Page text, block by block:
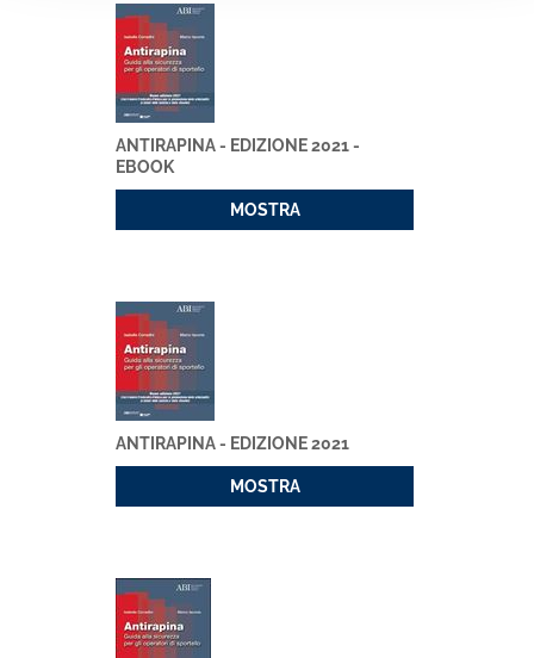
ANTIRAPINA - EDIZIONE 2021 -
EBOOK
MOSTRA
ANTIRAPINA - EDIZIONE 2021
MOSTRA